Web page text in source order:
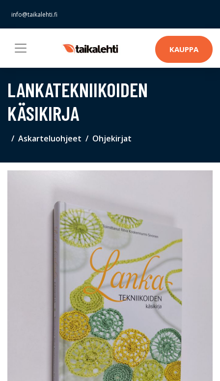
info@taikalehti.fi
KAUPPA
LANKATEKNIIKOIDEN
KÄSIKIRJA
Askarteluohjeet Ohjekirjat